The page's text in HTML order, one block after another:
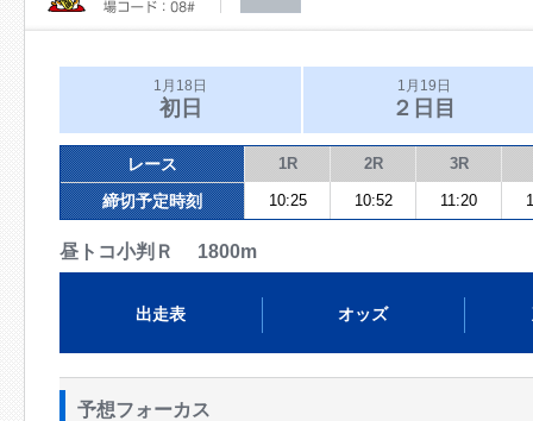
1月18日
初日
1月19日
２日目
レース 1R 2R 3R
締切予定時刻 10:25 10:52 11:20
昼トコ小判Ｒ 1800m
出走表 オッズ
予想フォーカス